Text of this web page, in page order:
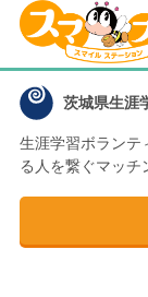
茨城県生涯
生涯学習ボランテ
る人を繋ぐマッチ